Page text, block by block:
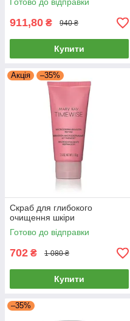
911,80 ₴ 940 ₴
Купити
Акція –35%
Скраб для глибокого
очищення шкіри
Готово до відправки
702 ₴ 1 080 ₴
Купити
–35%